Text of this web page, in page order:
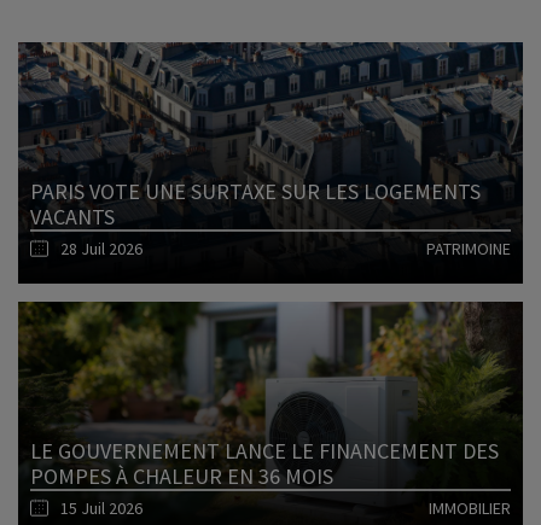
PARIS VOTE UNE SURTAXE SUR LES LOGEMENTS
VACANTS
28 Juil 2026 PATRIMOINE
Lire l'article
LE GOUVERNEMENT LANCE LE FINANCEMENT DES
POMPES À CHALEUR EN 36 MOIS
15 Juil 2026 IMMOBILIER